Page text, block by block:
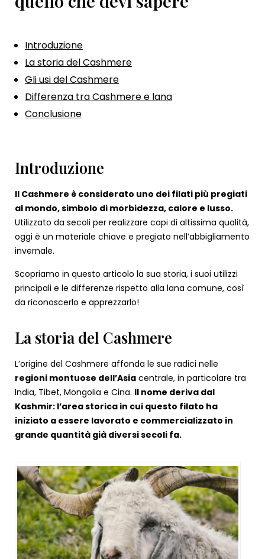
Introduzione
La storia del Cashmere
Gli usi del Cashmere
Differenza tra Cashmere e lana
Conclusione
Introduzione
Il Cashmere è considerato uno dei filati più pregiati
al mondo, simbolo di morbidezza, calore e lusso.
Utilizzato da secoli per realizzare capi di altissima qualità,
oggi è un materiale chiave e pregiato nell’abbigliamento
invernale.
Scopriamo in questo articolo la sua storia, i suoi utilizzi
principali e le differenze rispetto alla lana comune, così
da riconoscerlo e apprezzarlo!
La storia del Cashmere
L’origine del Cashmere affonda le sue radici nelle
regioni montuose dell’Asia centrale, in particolare tra
India, Tibet, Mongolia e Cina. Il nome deriva dal
Kashmir: l’area storica in cui questo filato ha
iniziato a essere lavorato e commercializzato in
grande quantità già diversi secoli fa.